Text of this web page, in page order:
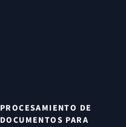
PROCESAMIENTO DE
DOCUMENTOS PARA